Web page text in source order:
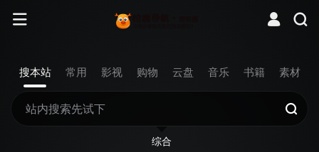
搜本站 常用 影视 购物 云盘 音乐 书籍 素材
综合